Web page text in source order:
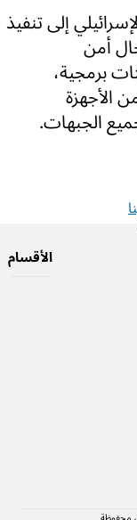
إلى تنفيذ
أمن
برمجية،
الأجهزة
الجبهات.
الأقسام